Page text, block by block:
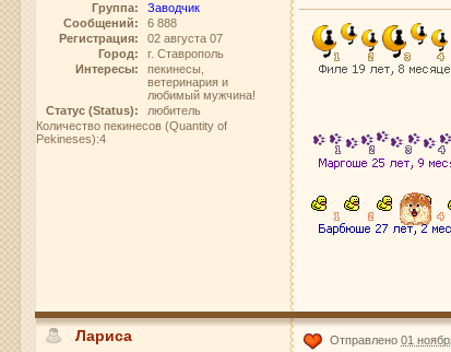
Группа:
Заводчик
Сообщений:
6 888
Регистрация:
02 августа 07
Город:
г. Ставрополь
Интересы:
пекинесы,
ветеринария и
любимый мужчина!
Статус (Status):
любитель
Количество пекинесов (Quantity of
Pekineses):4
Лариса Отправлено01